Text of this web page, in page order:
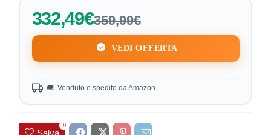
332,49€359,99€
VEDI OFFERTA
🚚 Venduto e spedito da Amazon
Salva
0